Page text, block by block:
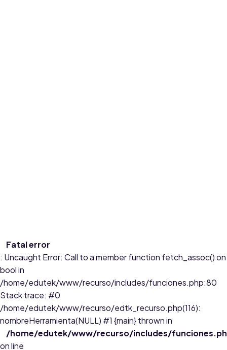
Fatal error
: Uncaught Error: Call to a member function fetch_assoc() on
bool in
/home/edutek/www/recurso/includes/funciones.php:80
Stack trace: #0
/home/edutek/www/recurso/edtk_recurso.php(116):
nombreHerramienta(NULL) #1 {main} thrown in
/home/edutek/www/recurso/includes/
on line